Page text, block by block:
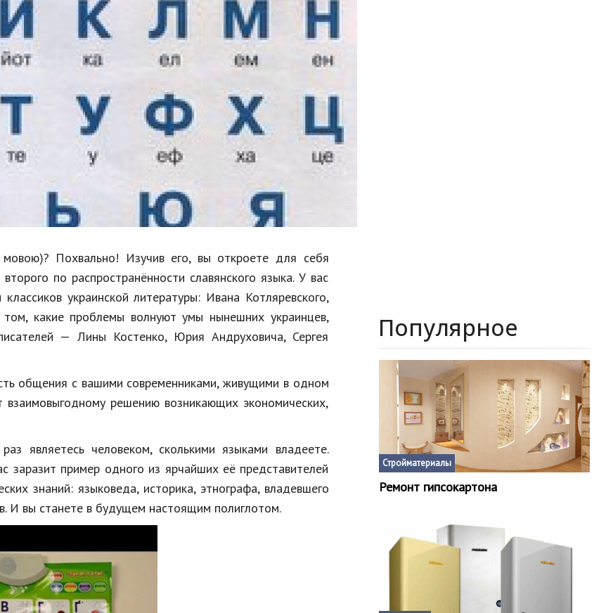
Недвижимость
и фитнес
Психология и отношения
и рукоделие
Разное
Работа и бизнес
Животные
Еда и напитки
Мода и стиль
Бизнес
Хобби и развлечения
Финансы
Юриспруденция
Природа
мовою)? Похвально! Изучив его, вы откроете для себя
по распространённости славянского языка. У вас
украинской литературы: Ивана Котляревского,
какие проблемы волнуют умы нынешних украинцев,
— Лины Костенко, Юрия Андруховича, Сергея
общения с вашими современниками, живущими в одном
решению возникающих экономических,
являетесь человеком, сколькими языками владеете.
заразит пример одного из ярчайших её представителей
знаний: языковеда, историка, этнографа, владевшего
И вы станете в будущем настоящим полиглотом.
Популярное
Стройматериалы
Ремонт гипсокартона